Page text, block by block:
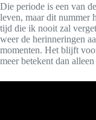
Die periode is een van
leven, maar dit nummer
tijd die ik nooit zal
weer de herinneringen
momenten. Het blijft
meer betekent dan